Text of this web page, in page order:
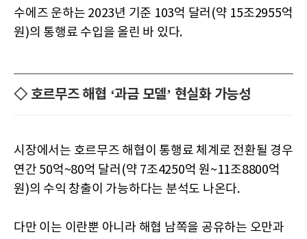
수에즈 운하는 2023년 기준 103억 달러(약 15조2955억
원)의 통행료 수입을 올린 바 있다.
◇ 호르무즈 해협 ‘과금 모델’ 현실화 가능성
시장에서는 호르무즈 해협이 통행료 체계로 전환될 경우
연간 50억~80억 달러(약 7조4250억 원~11조8800억
원)의 수익 창출이 가능하다는 분석도 나온다.
다만 이는 이란뿐 아니라 해협 남쪽을 공유하는 오만과